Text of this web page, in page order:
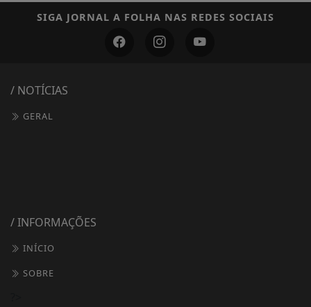
SIGA JORNAL A FOLHA NAS REDES SOCIAIS
/ NOTÍCIAS
GERAL
/ INFORMAÇÕES
INÍCIO
SOBRE